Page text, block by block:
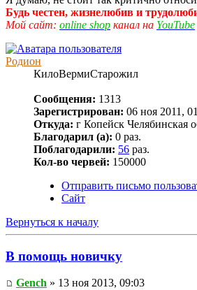
Будь честен, жизнелюбив и
Мой сайт: online shop канал на YouTube
Родион
КилоВермиСтарожил
Сообщения: 1313
Зарегистрирован: 06 ноя 2011,
Откуда: г Копейск Челябинская
Благодарил (а): 0 раз.
Поблагодарили: 56 раз.
Кол-во червей: 150000
Отправить письмо
Сайт
Вернуться к началу
В помощь новичку
Gench » 13 ноя 2013, 09:03